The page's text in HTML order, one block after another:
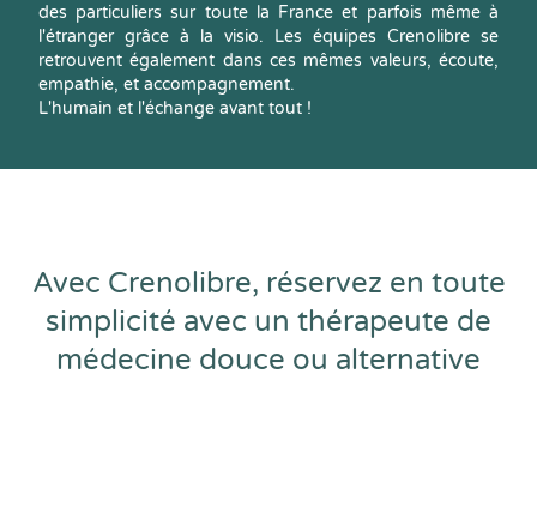
des particuliers sur toute la France et parfois même à
l'étranger grâce à la visio. Les équipes Crenolibre se
retrouvent également dans ces mêmes valeurs, écoute,
empathie, et accompagnement.
L'humain et l'échange avant tout !
Avec Crenolibre, réservez en toute
simplicité avec un thérapeute de
médecine douce ou alternative